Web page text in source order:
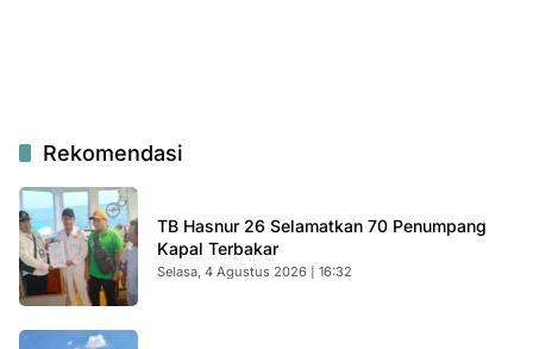
Rekomendasi
TB Hasnur 26 Selamatkan 70 Penumpang
Kapal Terbakar
Selasa, 4 Agustus 2026 | 16:32